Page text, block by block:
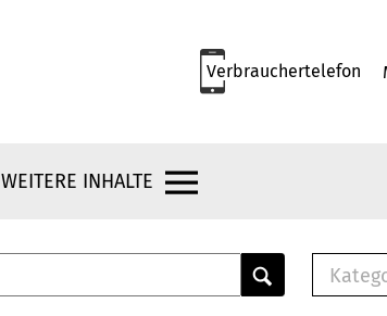
Verbrauchertelefon
WEITERE INHALTE